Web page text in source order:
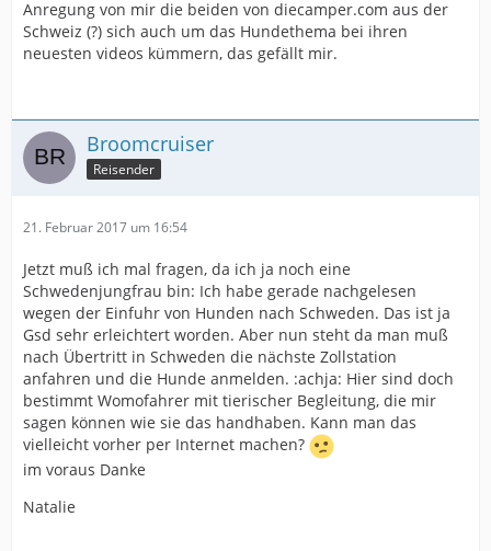
Anregung von mir die beiden von diecamper.com aus der
Schweiz (?) sich auch um das Hundethema bei ihren
neuesten videos kümmern, das gefällt mir.
Broomcruiser
Reisender
21. Februar 2017 um 16:54
Jetzt muß ich mal fragen, da ich ja noch eine
Schwedenjungfrau bin: Ich habe gerade nachgelesen
wegen der Einfuhr von Hunden nach Schweden. Das ist ja
Gsd sehr erleichtert worden. Aber nun steht da man muß
nach Übertritt in Schweden die nächste Zollstation
anfahren und die Hunde anmelden. :achja: Hier sind doch
bestimmt Womofahrer mit tierischer Begleitung, die mir
sagen können wie sie das handhaben. Kann man das
vielleicht vorher per Internet machen?
im voraus Danke
Natalie